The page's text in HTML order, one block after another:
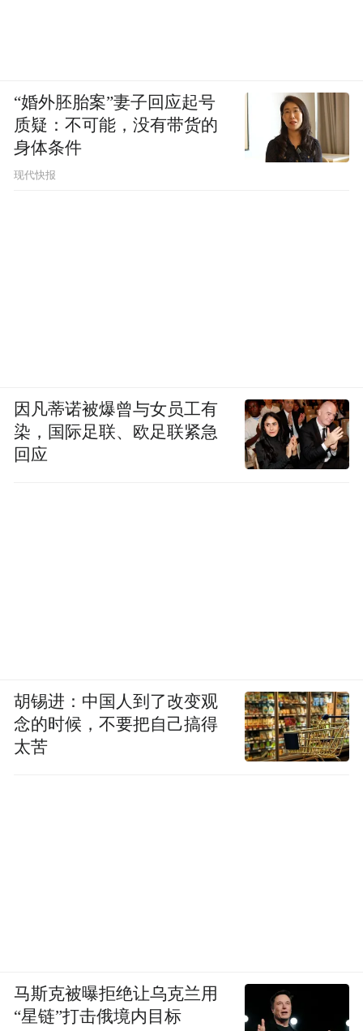
“婚外胚胎案”妻子回应起号
质疑：不可能，没有带货的
身体条件
现代快报
因凡蒂诺被爆曾与女员工有
染，国际足联、欧足联紧急
回应
胡锡进：中国人到了改变观
念的时候，不要把自己搞得
太苦
马斯克被曝拒绝让乌克兰用
“星链”打击俄境内目标